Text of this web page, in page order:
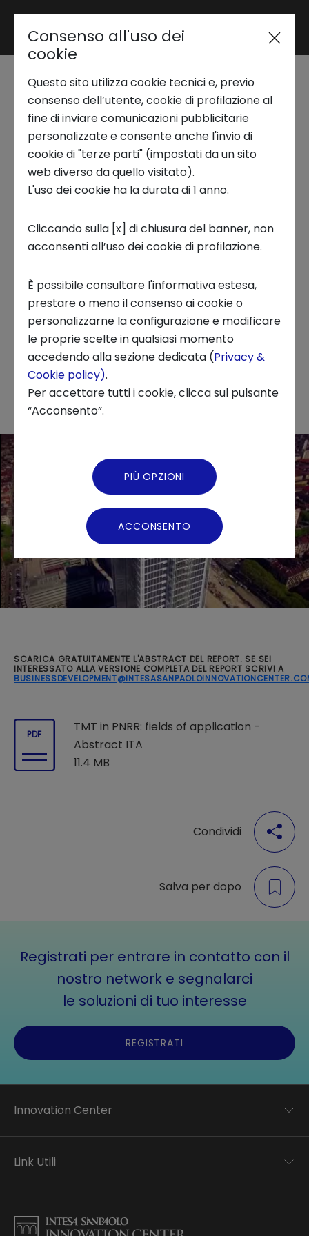
Area riservata
Trend Analysis
Applied Research
Startup Development
Business Transformation
Ecosystem enabling
Chi siamo
News ed Eventi
Technology, Media & Telco
- TMT in PNRR: fields of
application
Il Report si occupa di sviluppare all'interno
dell'industry Telecom e Media una serie di
Semiconduttori, i Cellulari (oltre che gli
accessori Cuffie o auricolari) e i Media.
Argomenti diversi ma tutti legati ad un filo
conduttore che è la comunicazione e il
trasferimento e la gestione delle informazioni.
SCARICA GRATUITAMENTE L'ABSTRACT DEL REPORT. SE SEI
INTERESSATO ALLA VERSIONE COMPLETA DEL REPORT SCRIVI A
PDF
TMT in PNRR: fields of application -
Abstract ITA
11.4 MB
Condividi
Salva per dopo
Registrati per entrare in contatto con il
nostro network e segnalarci
le soluzioni di tuo interesse
REGISTRATI
Innovation Center
Applied research
Business transformation
Link Utili
Informativa Privacy
Informativa Privacy Careers
Consenso all'uso dei
cookie
Questo sito utilizza cookie tecnici e, previo
consenso dell’utente, cookie di profilazione al
fine di inviare comunicazioni pubblicitarie
personalizzate e consente anche l'invio di
cookie di "terze parti" (impostati da un sito
web diverso da quello visitato).
L'uso dei cookie ha la durata di 1 anno.
Cliccando sulla [x] di chiusura del banner, non
acconsenti all’uso dei cookie di profilazione.
È possibile consultare l'informativa estesa,
prestare o meno il consenso ai cookie o
personalizzarne la configurazione e modificare
le proprie scelte in qualsiasi momento
accedendo alla sezione dedicata (Privacy &
Cookie policy).
Per accettare tutti i cookie, clicca sul pulsante
“Acconsento”.
PIÙ OPZIONI
ACCONSENTO